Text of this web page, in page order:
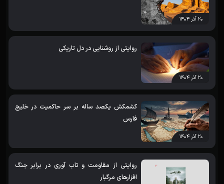
۲۰ آذر ۱۴۰۴
۲۰ آذر ۱۴۰۴
روایتی از روشنایی در دل تاریکی
۲۰ آذر ۱۴۰۴
کشمکش یکصد ساله بر سر حاکمیت در خلیج
فارس
روایتی از مقاومت و تاب آوری در برابر جنگ
افزارهای مرگبار